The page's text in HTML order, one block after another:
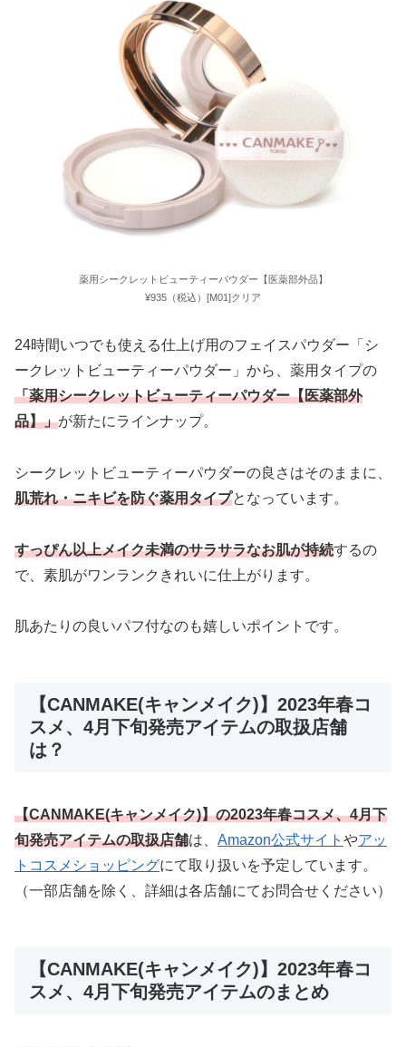
薬用シークレットビューティーパウダー【医薬部外品】
¥935（税込）[M01]クリア
24時間いつでも使える仕上げ用のフェイスパウダー「シ
ークレットビューティーパウダー」から、薬用タイプの
「薬用シークレットビューティーパウダー【医薬部外
品】」が新たにラインナップ。
シークレットビューティーパウダーの良さはそのままに、
肌荒れ・ニキビを防ぐ薬用タイプとなっています。
すっぴん以上メイク未満のサラサラなお肌が持続するの
で、素肌がワンランクきれいに仕上がります。
肌あたりの良いパフ付なのも嬉しいポイントです。
【CANMAKE(キャンメイク)】2023年春コ
スメ、4月下旬発売アイテムの取扱店舗
は？
【CANMAKE(キャンメイク)】の2023年春コスメ、4月下
旬発売アイテムの取扱店舗は、 Amazon公式サイト やアッ
トコスメショッピングにて取り扱いを予定しています。
（一部店舗を除く、詳細は各店舗にてお問合せください）
【CANMAKE(キャンメイク)】2023年春コ
スメ、4月下旬発売アイテムのまとめ